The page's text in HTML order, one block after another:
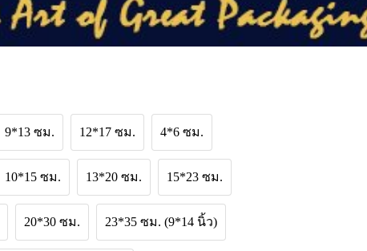
9*13 ซม. 12*17 ซม. 4*6 ซม.
10*15 ซม. 13*20 ซม. 15*23 ซม.
20*30 ซม. 23*35 ซม. (9*14 นิ้ว)